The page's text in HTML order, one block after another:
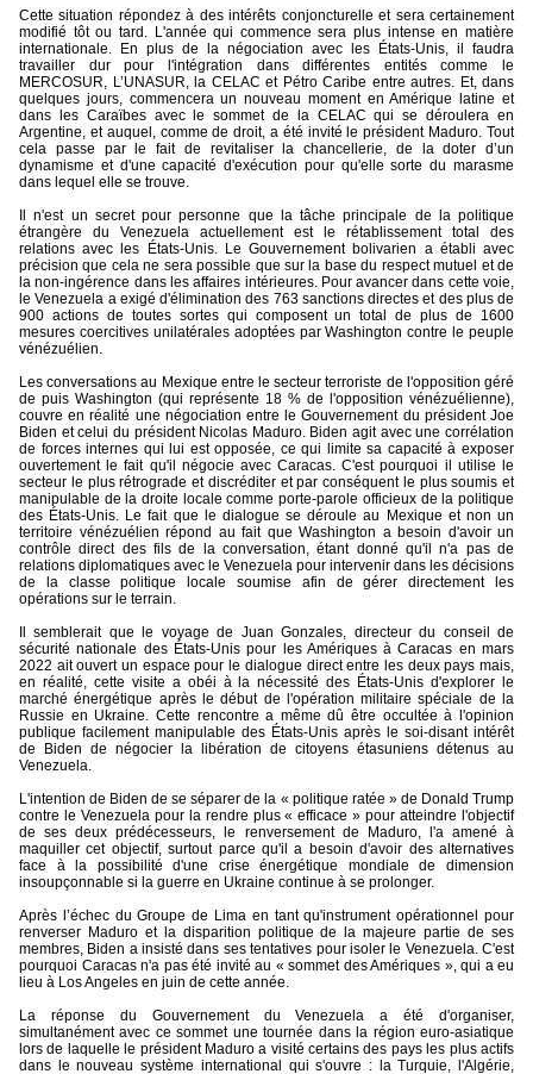
Cette situation répondez à des intérêts conjoncturelle et sera certainement
modifié tôt ou tard. L'année qui commence sera plus intense en matière
internationale. En plus de la négociation avec les États-Unis, il faudra
travailler dur pour l'intégration dans différentes entités comme le
MERCOSUR, L’UNASUR, la CELAC et Pétro Caribe entre autres. Et, dans
quelques jours, commencera un nouveau moment en Amérique latine et
dans les Caraïbes avec le sommet de la CELAC qui se déroulera en
Argentine, et auquel, comme de droit, a été invité le président Maduro. Tout
cela passe par le fait de revitaliser la chancellerie, de la doter d’un
dynamisme et d'une capacité d'exécution pour qu'elle sorte du marasme
dans lequel elle se trouve.
Il n'est un secret pour personne que la tâche principale de la politique
étrangère du Venezuela actuellement est le rétablissement total des
relations avec les États-Unis. Le Gouvernement bolivarien a établi avec
précision que cela ne sera possible que sur la base du respect mutuel et de
la non-ingérence dans les affaires intérieures. Pour avancer dans cette voie,
le Venezuela a exigé d'élimination des 763 sanctions directes et des plus de
900 actions de toutes sortes qui composent un total de plus de 1600
mesures coercitives unilatérales adoptées par Washington contre le peuple
vénézuélien.
Les conversations au Mexique entre le secteur terroriste de l'opposition géré
de puis Washington (qui représente 18 % de l'opposition vénézuélienne),
couvre en réalité une négociation entre le Gouvernement du président Joe
Biden et celui du président Nicolas Maduro. Biden agit avec une corrélation
de forces internes qui lui est opposée, ce qui limite sa capacité à exposer
ouvertement le fait qu'il négocie avec Caracas. C'est pourquoi il utilise le
secteur le plus rétrograde et discréditer et par conséquent le plus soumis et
manipulable de la droite locale comme porte-parole officieux de la politique
des États-Unis. Le fait que le dialogue se déroule au Mexique et non un
territoire vénézuélien répond au fait que Washington a besoin d'avoir un
contrôle direct des fils de la conversation, étant donné qu'il n'a pas de
relations diplomatiques avec le Venezuela pour intervenir dans les décisions
de la classe politique locale soumise afin de gérer directement les
opérations sur le terrain.
Il semblerait que le voyage de Juan Gonzales, directeur du conseil de
sécurité nationale des États-Unis pour les Amériques à Caracas en mars
2022 ait ouvert un espace pour le dialogue direct entre les deux pays mais,
en réalité, cette visite a obéi à la nécessité des États-Unis d'explorer le
marché énergétique après le début de l'opération militaire spéciale de la
Russie en Ukraine. Cette rencontre a même dû être occultée à l'opinion
publique facilement manipulable des États-Unis après le soi-disant intérêt
de Biden de négocier la libération de citoyens étasuniens détenus au
Venezuela.
L'intention de Biden de se séparer de la « politique ratée » de Donald Trump
contre le Venezuela pour la rendre plus « efficace » pour atteindre l'objectif
de ses deux prédécesseurs, le renversement de Maduro, l'a amené à
maquiller cet objectif, surtout parce qu'il a besoin d'avoir des alternatives
face à la possibilité d'une crise énergétique mondiale de dimension
insoupçonnable si la guerre en Ukraine continue à se prolonger.
Après l’échec du Groupe de Lima en tant qu'instrument opérationnel pour
renverser Maduro et la disparition politique de la majeure partie de ses
membres, Biden a insisté dans ses tentatives pour isoler le Venezuela. C'est
pourquoi Caracas n'a pas été invité au « sommet des Amériques », qui a eu
lieu à Los Angeles en juin de cette année.
La réponse du Gouvernement du Venezuela a été d'organiser,
simultanément avec ce sommet une tournée dans la région euro-asiatique
lors de laquelle le président Maduro a visité certains des pays les plus actifs
dans le nouveau système international qui s'ouvre : la Turquie, l'Algérie,